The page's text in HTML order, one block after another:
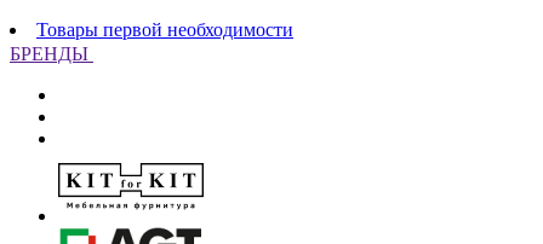
Товары первой необходимости
БРЕНДЫ